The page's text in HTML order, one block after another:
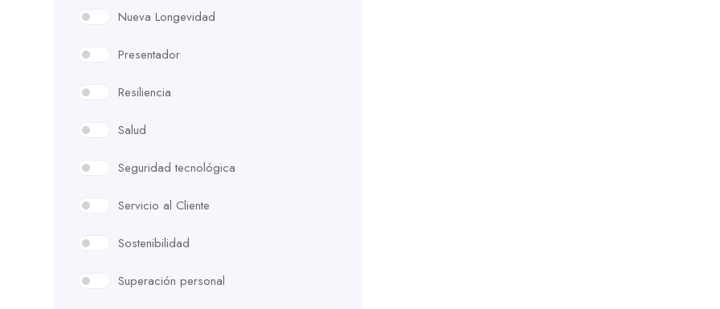
Nueva Longevidad
Presentador
Resiliencia
Salud
Seguridad tecnológica
Servicio al Cliente
Sostenibilidad
Superación personal